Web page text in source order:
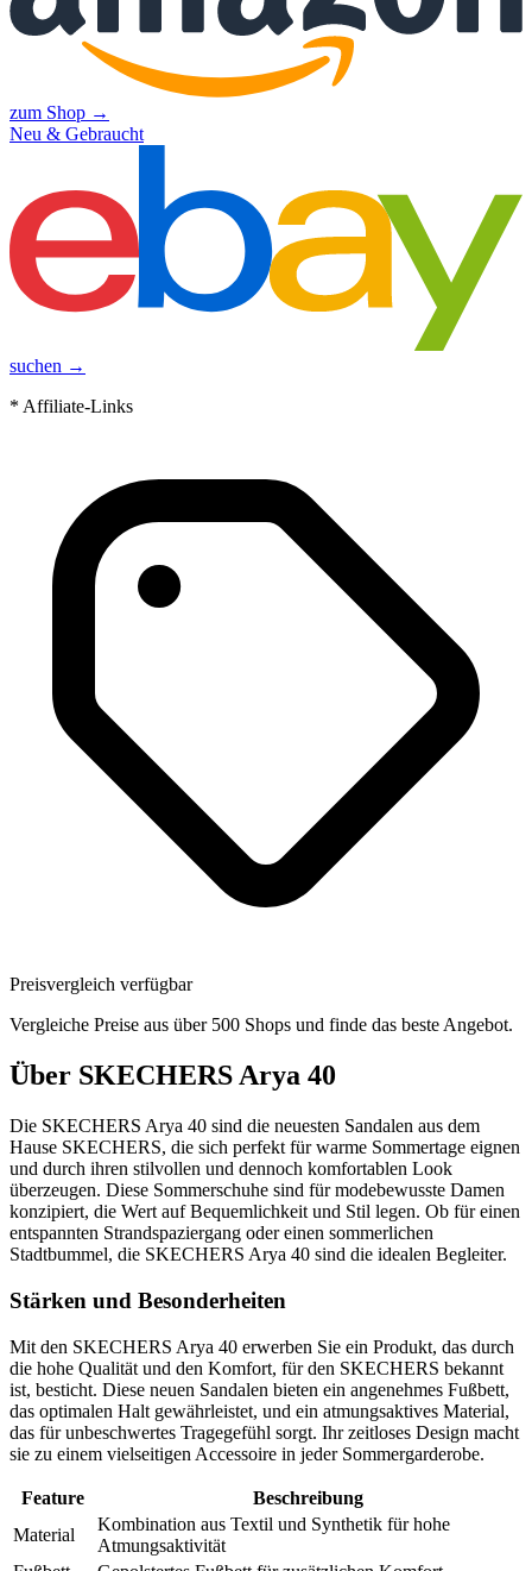
zum Shop →
Neu & Gebraucht
suchen →
* Affiliate-Links
Preisvergleich verfügbar
Vergleiche Preise aus über 500 Shops und finde das beste Angebot.
Über SKECHERS Arya 40
Die SKECHERS Arya 40 sind die neuesten Sandalen aus dem
Hause SKECHERS, die sich perfekt für warme Sommertage eignen
und durch ihren stilvollen und dennoch komfortablen Look
überzeugen. Diese Sommerschuhe sind für modebewusste Damen
konzipiert, die Wert auf Bequemlichkeit und Stil legen. Ob für einen
entspannten Strandspaziergang oder einen sommerlichen
Stadtbummel, die SKECHERS Arya 40 sind die idealen Begleiter.
Stärken und Besonderheiten
Mit den SKECHERS Arya 40 erwerben Sie ein Produkt, das durch
die hohe Qualität und den Komfort, für den SKECHERS bekannt
ist, besticht. Diese neuen Sandalen bieten ein angenehmes Fußbett,
das optimalen Halt gewährleistet, und ein atmungsaktives Material,
das für unbeschwertes Tragegefühl sorgt. Ihr zeitloses Design macht
sie zu einem vielseitigen Accessoire in jeder Sommergarderobe.
Feature
Beschreibung
Material
Kombination aus Textil und Synthetik für hohe
Atmungsaktivität